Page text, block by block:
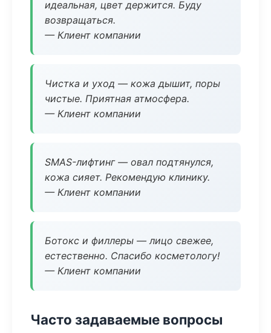
идеальная, цвет держится. Буду
возвращаться.
— Клиент компании
Чистка и уход — кожа дышит, поры
чистые. Приятная атмосфера.
— Клиент компании
SMAS-лифтинг — овал подтянулся,
кожа сияет. Рекомендую клинику.
— Клиент компании
Ботокс и филлеры — лицо свежее,
естественно. Спасибо косметологу!
— Клиент компании
Часто задаваемые вопросы